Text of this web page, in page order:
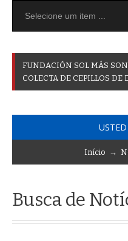
FUNDACIÓN SOL MÁS SON
COLECTA DE CEPILLOS DE
Início →
Busca de